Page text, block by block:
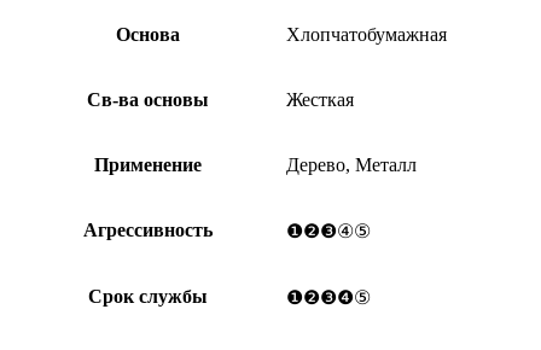
Основа Хлопчатобумажная
Св-ва основы Жесткая
Применение Дерево, Металл
Агрессивность ❶❷❸④⑤
Срок службы ❶❷❸❹⑤